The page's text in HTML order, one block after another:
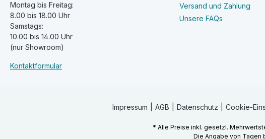
Montag bis Freitag:
8.00 bis 18.00 Uhr
Samstags:
10.00 bis 14.00 Uhr
(nur Showroom)
Kontaktformular
Versand und Zahlung
Unsere FAQs
Impressum AGB Datenschutz Cookie-
* Alle Preise inkl. gesetzl.
Die Angabe von Tagen